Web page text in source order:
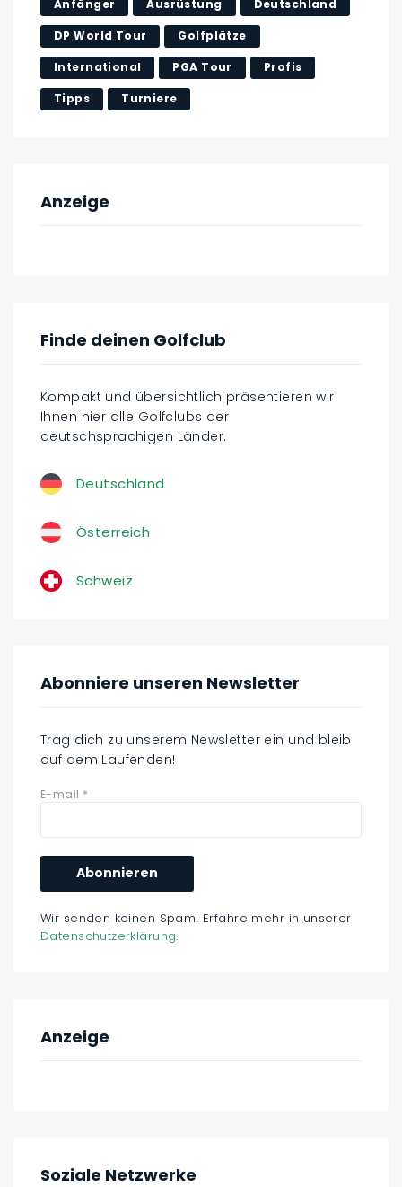
Anfänger Ausrüstung Deutschland
DP World Tour Golfplätze
International PGA Tour Profis
Tipps Turniere
Anzeige
Finde deinen Golfclub
Kompakt und übersichtlich präsentieren wir
Ihnen hier alle Golfclubs der
deutschsprachigen Länder.
Deutschland
Österreich
Schweiz
Abonniere unseren Newsletter
Trag dich zu unserem Newsletter ein und bleib
auf dem Laufenden!
E-mail *
Wir senden keinen Spam! Erfahre mehr in unserer
Datenschutzerklärung.
Anzeige
Soziale Netzwerke